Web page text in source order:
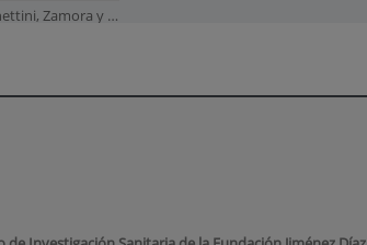
Schettini, Zamora y Posada, en el momento de firmar el documento de creación de la cátedra, flanqueados por los dres. Rodríguez y Cenjor